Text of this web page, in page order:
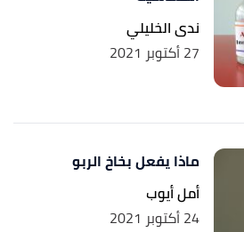
ندى الخليلي
27 أكتوبر 2021
ماذا يفعل بخاخ الربو
أمل أيوب
24 أكتوبر 2021